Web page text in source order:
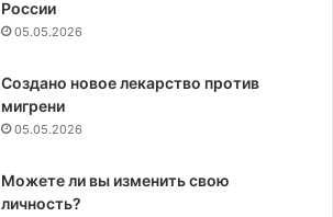
России
05.05.2026
Создано новое лекарство против
мигрени
05.05.2026
Можете ли вы изменить свою
личность?